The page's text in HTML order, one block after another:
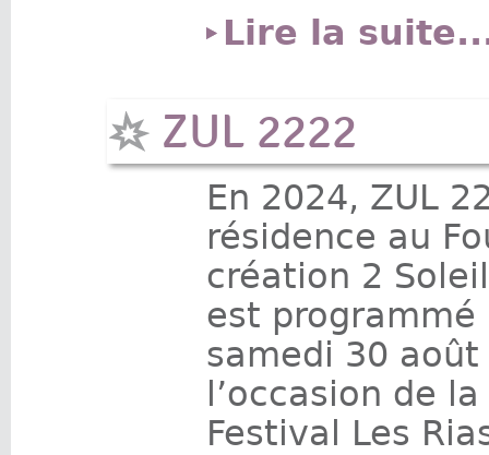
Lire la
ZUL 2222
En 2024, ZUL
résidence au
création 2
est
samedi 30 août
l’occasion de
Festival Les